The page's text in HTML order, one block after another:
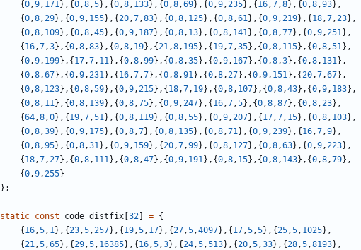
{0,9, 171},{0,8,5},{0,8, 133},{0,8,69},{0,9,235},{ 16,7,8},{0,8,93},
{0,8,29},{0,9, 155},{20,7,83},{0,8, 125},{0,8,61},{0,9,219},{ 18,7,23},
{0,8, 109},{0,8,45},{0,9, 187},{0,8, 13},{0,8, 141},{0,8,77},{0,9,251},
{ 16,7,3},{0,8,83},{0,8, 19},{21,8, 195},{ 19,7,35},{0,8, 115},{0,8,51},
{0,9, 199},{ 17,7, 11},{0,8,99},{0,8,35},{0,9, 167},{0,8,3},{0,8, 131},
{0,8,67},{0,9,231},{ 16,7,7},{0,8,91},{0,8,27},{0,9, 151},{20,7,67},
{0,8, 123},{0,8,59},{0,9,215},{ 18,7, 19},{0,8, 107},{0,8,43},{0,9, 183},
{0,8, 11},{0,8, 139},{0,8,75},{0,9,247},{ 16,7,5},{0,8,87},{0,8,23},
{64,8,0},{ 19,7,51},{0,8, 119},{0,8,55},{0,9,207},{ 17,7, 15},{0,8, 103},
{0,8,39},{0,9, 175},{0,8,7},{0,8, 135},{0,8,71},{0,9,239},{ 16,7,9},
{0,8,95},{0,8,31},{0,9, 159},{20,7,99},{0,8, 127},{0,8,63},{0,9,223},
{ 18,7,27},{0,8, 111},{0,8,47},{0,9, 191},{0,8, 15},{0,8, 143},{0,8,79},
{0,9,255}
};
static const code distfix 32 = {
{ 16,5, 1},{23,5,257},{ 19,5, 17},{27,5,4097},{ 17,5,5},{25,5, 1025},
{21,5,65},{29,5, 16385},{ 16,5,3},{24,5,513},{20,5,33},{28,5,8193},